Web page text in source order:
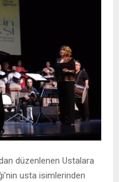
düzenlenen Ustalara
usta isimlerinden